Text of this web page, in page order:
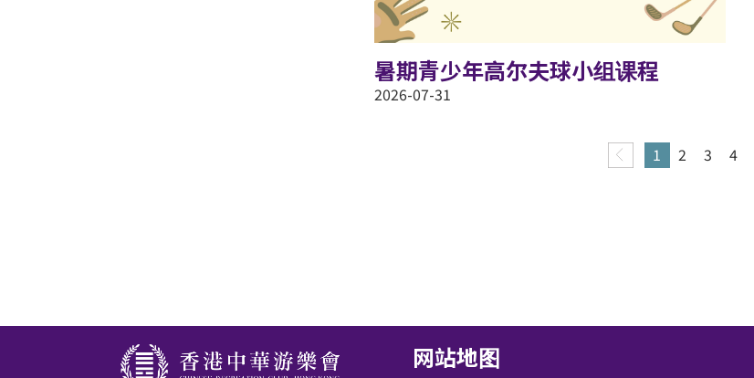
暑期青少年高尔夫球小组课程
2026-07-31
1 2 3 4
网站地图